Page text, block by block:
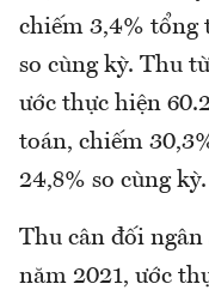
chiếm 3,4% tổng
so cùng kỳ. Thu
ước thực hiện
toán, chiếm
24,8% so cùng kỳ.
Thu cân đối ngân
năm 2021, ước